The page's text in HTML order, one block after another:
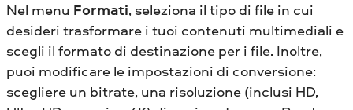
Nel menu Formati, seleziona il tipo di file in cui
desideri trasformare i tuoi contenuti multimediali e
scegli il formato di destinazione per i file. Inoltre,
puoi modificare le impostazioni di conversione:
scegliere un bitrate, una risoluzione (inclusi HD,